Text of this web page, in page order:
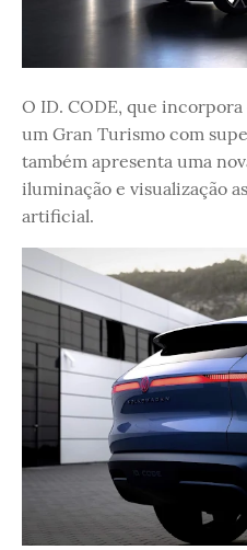
O ID. CODE, que
um Gran Turismo com
também apresenta uma
iluminação e visualização
artificial.